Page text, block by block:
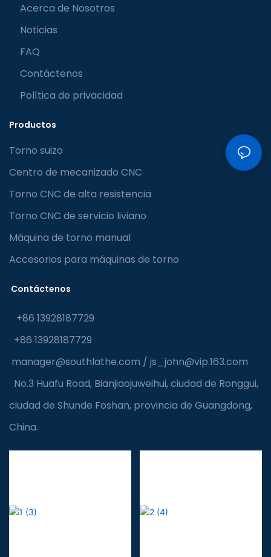
Acerca de Nosotros
Noticias
FAQ
Contáctenos
Política de privacidad
Productos
Torno suizo
Centro de mecanizado CNC
Torno CNC de alta resistencia
Torno CNC de servicio liviano
Máquina de torno manual
Accesorios para máquinas de torno
Contáctenos
+86 13928187729
+86 13928187729
manager@southlathe.com / js_john@vip.163.com
No.3 Huafu Road, Bianjiaojuweihui, ciudad de Ronggui,
ciudad de Shunde Foshan, provincia de Guangdong,
China.